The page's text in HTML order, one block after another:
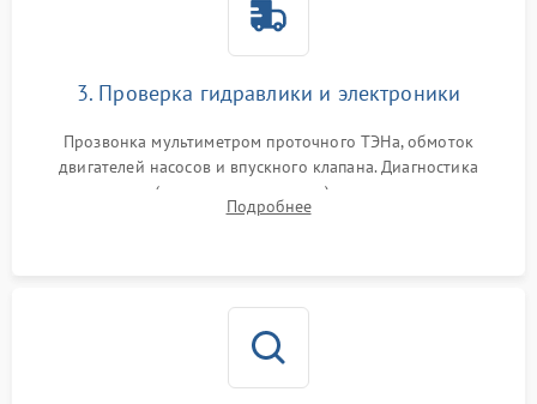
3. Проверка гидравлики и электроники
Прозвонка мультиметром проточного ТЭНа, обмоток
двигателей насосов и впускного клапана. Диагностика
прессостата (датчика уровня воды), датчика мутности,
концевика дверцы и электронного модуля управления.
Подробнее